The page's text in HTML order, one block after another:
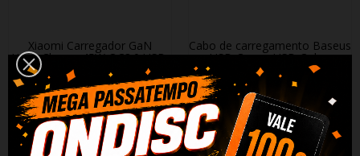
Xiaomi Carregador GaN
HyperCharge 45W QC3.0 USB-
10,18 € 9,68 €
+ Adicionar
Cabo de carregamento Baseus
USB-C para USB-C de...
9,90 € 9,41 €
+ Adicionar